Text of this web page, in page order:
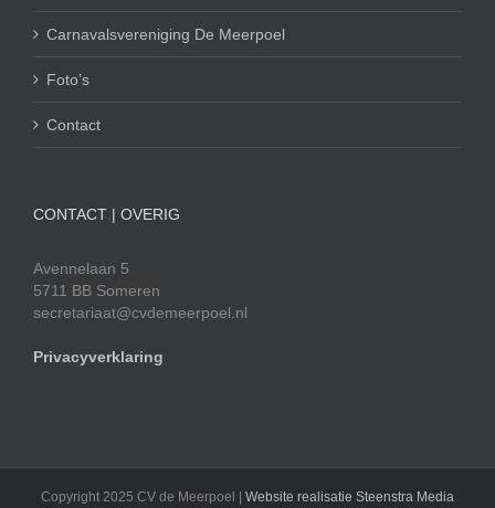
Carnavalsvereniging De Meerpoel
Foto’s
Contact
CONTACT | OVERIG
Avennelaan 5
5711 BB Someren
secretariaat@cvdemeerpoel.nl
Privacyverklaring
Copyright 2025 CV de Meerpoel | Website realisatie Steenstra Media